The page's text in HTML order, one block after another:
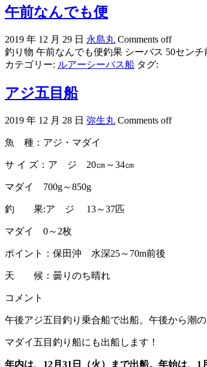
午前なんでも便
2019 年 12 月 29 日 永島丸 Comments off
釣り物 午前なんでも便釣果 シーバス 50セン
カテゴリー: ルアーシーバス船 タグ:
アジ五目船
2019 年 12 月 28 日 弥生丸 Comments off
魚 種：アジ・マダイ
サ イ ズ：ア ジ 20㎝～34㎝
マダイ 700g～850g
釣 果:ア ジ 13～37匹
マダイ 0～2枚
ポイント：保田沖 水深25～70m前後
天 候：曇りのち晴れ
コメント
午後アジ五目釣り乗合船で出船。午後から潮
マダイ五目釣り船にも出船します！
年内は、12月31日（火）まで出船。年始は、1